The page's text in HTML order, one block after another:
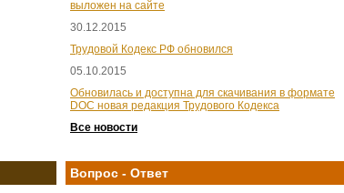
выложен на сайте
30.12.2015
Трудовой Кодекс РФ обновился
05.10.2015
Обновилась и доступна для скачивания в формате
DOC новая редакция Трудового Кодекса
Все новости
Вопрос - Ответ